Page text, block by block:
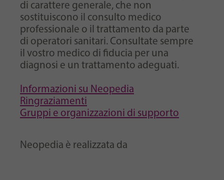
di carattere generale, che non
sostituiscono il consulto medico
professionale o il trattamento da parte
di operatori sanitari. Consultate sempre
il vostro medico di fiducia per una
diagnosi e un trattamento adeguati.
Informazioni su Neopedia
Ringraziamenti
Gruppi e organizzazioni di supporto
Neopedia è realizzata da